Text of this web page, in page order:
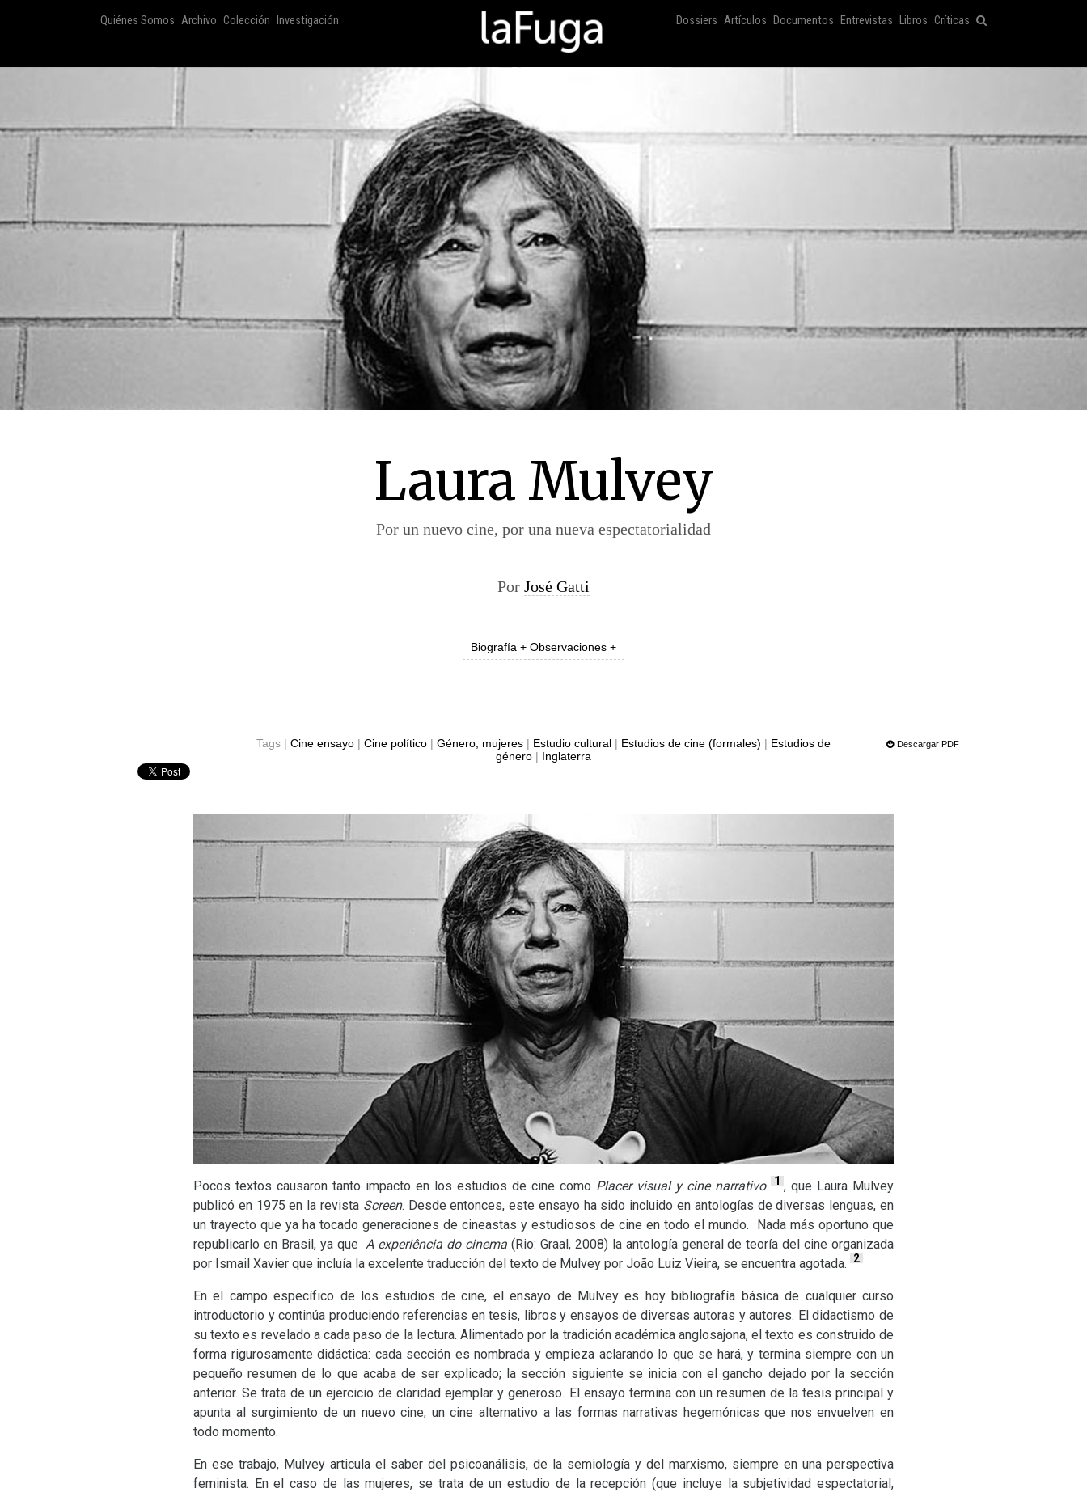
Quiénes Somos Archivo Colección Investigación Dossiers Artículos Documentos Entrevistas Libros Críticas
Laura Mulvey
Por un nuevo cine, por una nueva espectatorialidad
Por José Gatti
Biografía + Observaciones +
Tags | Cine ensayo| Cine político| Género, mujeres| Estudio cultural| Estudios de cine (formales) | Estudios de
género| Inglaterra
Descargar PDF
Pocos textos causaron tanto impacto en los estudios de cine como Placer visual y cine narrativo 1 , que Laura Mulvey
publicó en 1975 en la revista Screen. Desde entonces, este ensayo ha sido incluido en antologías de diversas lenguas, en
un trayecto que ya ha tocado generaciones de cineastas y estudiosos de cine en todo el mundo. Nada más oportuno que
republicarlo en Brasil, ya queA experiência do cinema(Rio: Graal, 2008) la antología general de teoría del cine organizada
por Ismail Xavier que incluía la excelente traducción del texto de Mulvey por João Luiz Vieira, se encuentra agotada.
2
En el campo específico de los estudios de cine, el ensayo de Mulvey es hoy bibliografía básica de cualquier curso
introductorio y continúa produciendo referencias en tesis, libros y ensayos de diversas autoras y autores. El didactismo de
su texto es revelado a cada paso de la lectura. Alimentado por la tradición académica anglosajona, el texto es construido de
forma rigurosamente didáctica: cada sección es nombrada y empieza aclarando lo que se hará, y termina siempre con un
pequeño resumen de lo que acaba de ser explicado; la sección siguiente se inicia con el gancho dejado por la sección
anterior. Se trata de un ejercicio de claridad ejemplar y generoso. El ensayo termina con un resumen de la tesis principal y
apunta al surgimiento de un nuevo cine, un cine alternativo a las formas narrativas hegemónicas que nos envuelven en
todo momento.
En ese trabajo, Mulvey articula el saber del psicoanálisis, de la semiología y del marxismo, siempre en una perspectiva
feminista. En el caso de las mujeres, se trata de un estudio de la recepción (que incluye la subjetividad espectatorial,